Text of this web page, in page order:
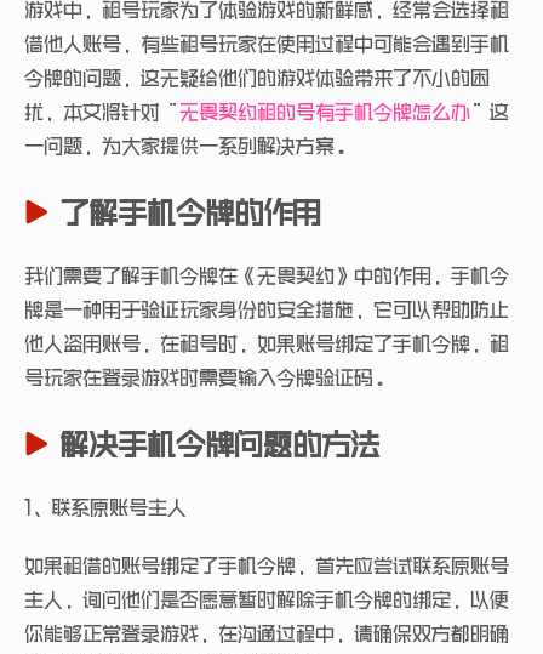
游戏中，租号玩家为了体验游戏的新鲜感，经常会选择租
借他人账号，有些租号玩家在使用过程中可能会遇到手机
令牌的问题，这无疑给他们的游戏体验带来了不小的困
扰，本文将针对“ 无畏契约租的号有手机令牌怎么办”这
一问题，为大家提供一系列解决方案。
了解手机令牌的作用
我们需要了解手机令牌在《无畏契约》中的作用，手机令
牌是一种用于验证玩家身份的安全措施，它可以帮助防止
他人盗用账号，在租号时，如果账号绑定了手机令牌，租
号玩家在登录游戏时需要输入令牌验证码。
解决手机令牌问题的方法
1、联系原账号主人
如果租借的账号绑定了手机令牌，首先应尝试联系原账号
主人，询问他们是否愿意暂时解除手机令牌的绑定，以便
你能够正常登录游戏，在沟通过程中，请确保双方都明确